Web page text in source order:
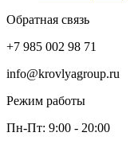
Обратная связь
+7 985 002 98 71
info@krovlyagroup.ru
Режим работы
Пн-Пт: 9:00 - 20:00